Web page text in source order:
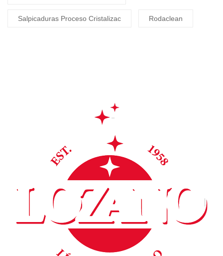
Salpicaduras Proceso Cristalizac Rodaclean